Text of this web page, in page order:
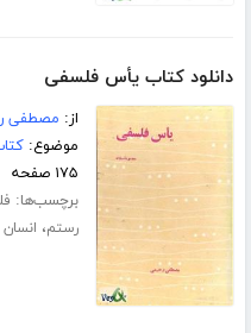
دانلود کتاب یأس فلسفی
از: مصطفی
موضوع:
۱۷۵ صفحه
برچسب‌ها:
رستم، انسان